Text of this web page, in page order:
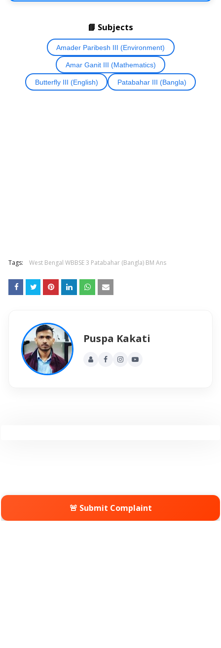
📘 Subjects
Amader Paribesh III (Environment)
Amar Ganit III (Mathematics)
Butterfly III (English) Patabahar III (Bangla)
Tags: West Bengal WBBSE 3 Patabahar (Bangla) BM Ans
Puspa Kakati
🚨 Submit Complaint